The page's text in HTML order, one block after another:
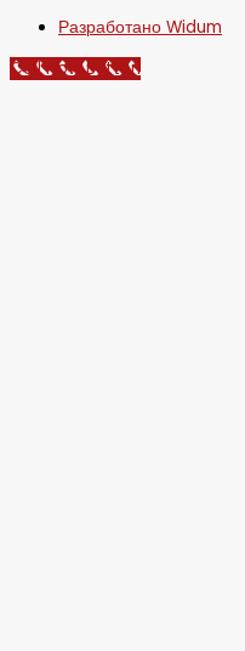
Разработано Widum
Call Now Button